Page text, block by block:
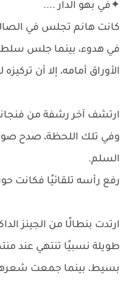
✦في بهو الدار ....
كانت هانم تجلس في
في هدوء، بينما جلس
الأوراق أمامه، إلا أن
ارتشف آخر رشفة من
وفي تلك اللحظة، صدح
السلم.
رفع رأسه تلقائيًا فكانت
ارتدت بنطالًا من الجينز
طويلة نسبيًا تنتهي عند
بسيط، بينما جمعت